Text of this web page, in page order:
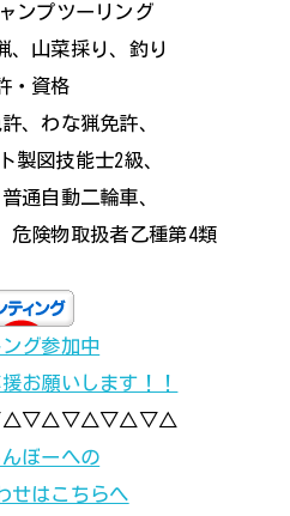
ンプツーリング
、山菜採り、釣り
・資格
、わな猟免許、
製図技能士2級、
通自動二輪車、
危険物取扱者乙種第4類
グ参加中
お願いします！！
ぼーへの
せはこちらへ